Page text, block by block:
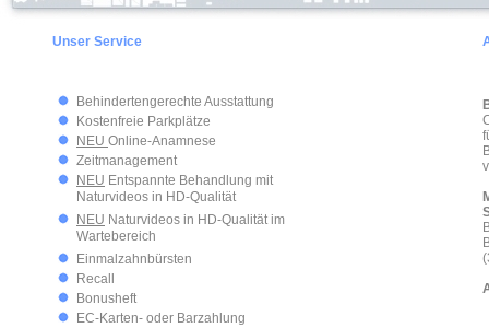
Unser Service
Behindertengerechte Ausstattung
Kostenfreie Parkplätze
NEU Online-Anamnese
Zeitmanagement
NEU Entspannte Behandlung mit
Naturvideos in HD-Qualität
NEU Naturvideos in HD-Qualität im
Wartebereich
Einmalzahnbürsten
Recall
Bonusheft
EC-Karten- oder Barzahlung